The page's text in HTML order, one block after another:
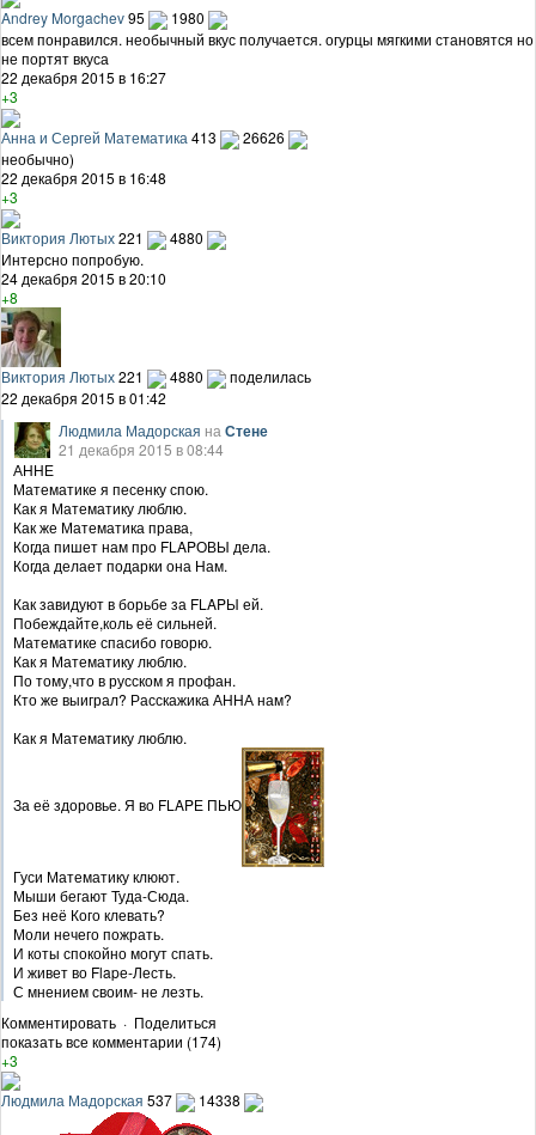
Andrey Morgachev95
1980
всем понравился. необычный вкус получается. огурцы мягкими становятся но
не портят вкуса
22 декабря 2015 в 16:27
+3
Анна и Сергей Математика 413
26626
необычно)
22 декабря 2015 в 16:48
+3
Виктория Лютых221
4880
Интерсно попробую.
24 декабря 2015 в 20:10
+8
Виктория Лютых221 4880
поделилась
22 декабря 2015 в 01:42
Людмила Мадорская на Стене
21 декабря 2015 в 08:44
АННЕ
Математике я песенку спою.
Как я Математику люблю.
Как же Математика права,
Когда пишет нам про FLAPОВЫ дела.
Когда делает подарки она Нам.
Как завидуют в борьбе за FLAPЫ ей.
Побеждайте,коль её сильней.
Математике спасибо говорю.
Как я Математику люблю.
По тому,что в русском я профан.
Кто же выиграл? Расскажика АННА нам?
Как я Математику люблю.
За её здоровье. Я во FLAPЕ ПЬЮ
Гуси Математику клюют.
Мыши бегают Туда-Сюда.
Без неё Кого клевать?
Моли нечего пожрать.
И коты спокойно могут спать.
И живет во Flapе-Лесть.
С мнением своим- не лезть.
Комментировать · Поделиться
показать все комментарии (174)
+3
Людмила Мадорская 537 14338